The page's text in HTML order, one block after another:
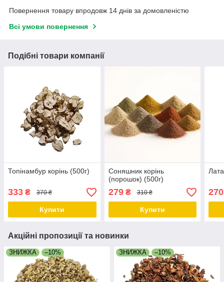
Повернення товару впродовж 14 днів за домовленістю
Всі умови повернення
Подібні товари компанії
Топінамбур корінь (500г)
333 ₴ 370 ₴
Купити
Соняшник корінь
(порошок) (500г)
279₴ 310 ₴
Купити
270
Акційні пропозиції та новинки
ЗНИЖКА –10% ЗНИЖКА –10%